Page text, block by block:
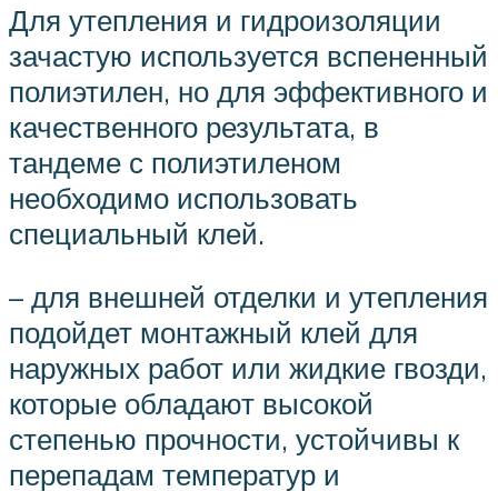
Для утепления и гидроизоляции
зачастую используется вспененный
полиэтилен, но для эффективного и
качественного результата, в
тандеме с полиэтиленом
необходимо использовать
специальный клей.
– для внешней отделки и утепления
подойдет монтажный клей для
наружных работ или жидкие гвозди,
которые обладают высокой
степенью прочности, устойчивы к
перепадам температур и